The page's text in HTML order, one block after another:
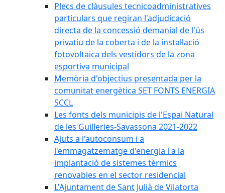
Plecs de clàusules tecnicoadministratives
particulars que regiran l'adjudicació
directa de la concessió demanial de l'ús
privatiu de la coberta i de la instal·lació
fotovoltaica dels vestidors de la zona
esportiva municipal
Memòria d'objectius presentada per la
comunitat energètica SET FONTS ENERGIA
SCCL
Les fonts dels municipis de l'Espai Natural
de les Guilleries-Savassona 2021-2022
Ajuts a l'autoconsum i a
l'emmagatzematge d'energia i a la
implantació de sistemes tèrmics
renovables en el sector residencial
L'Ajuntament de Sant Julià de Vilatorta